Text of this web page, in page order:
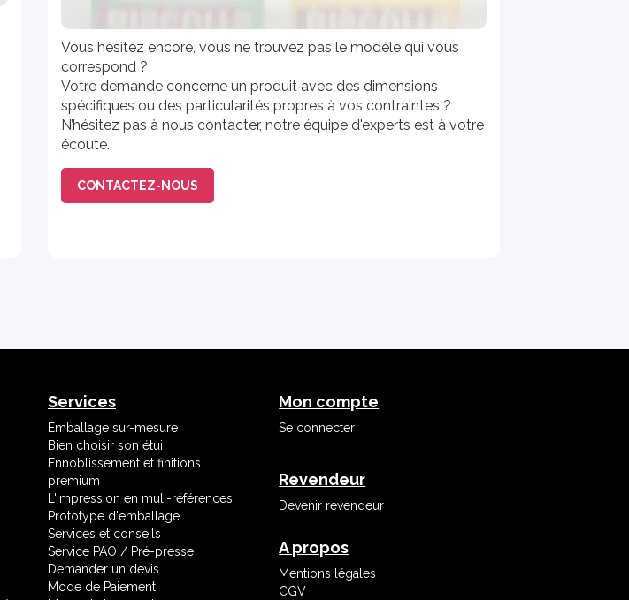
Vous hésitez encore, vous ne trouvez pas le modèle qui vous
correspond ?
Votre demande concerne un produit avec des dimensions
spécifiques ou des particularités propres à vos contraintes ?
N’hésitez pas à nous contacter, notre équipe d'experts est à votre
écoute.
CONTACTEZ-NOUS
Services
Emballage sur-mesure
Bien choisir son étui
Ennoblissement et finitions
premium
L'impression en muli-références
Prototype d'emballage
Services et conseils
Service PAO / Pré-presse
Demander un devis
Mode de Paiement
Mon compte
Se connecter
Revendeur
Devenir revendeur
A propos
Mentions légales
CGV